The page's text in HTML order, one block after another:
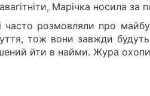
Марічка носила
часто розмовляли про
тож вони завжди
йти в найми. Жура